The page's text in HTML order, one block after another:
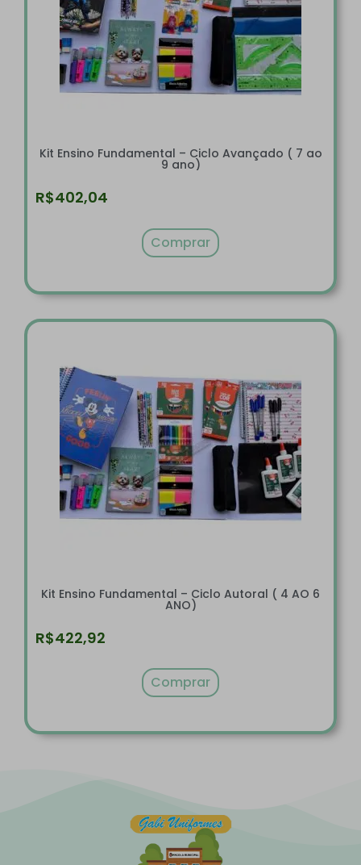
Kit Ensino Fundamental – Ciclo Avançado ( 7 ao
9 ano)
R$402,04
Comprar
Kit Ensino Fundamental – Ciclo Autoral ( 4 AO 6
ANO)
R$422,92
Comprar